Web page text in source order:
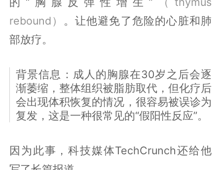
rebound） 。让他避免了危险的心脏和肺
部放疗。
背景信息：成人的胸腺在30岁之后会逐
渐萎缩，整体组织被脂肪取代，但化疗后
会出现体积恢复的情况，很容易被误诊为
复发，这是一种很常见的“假阳性反应”。
因为此事，科技媒体TechCrunch还给他